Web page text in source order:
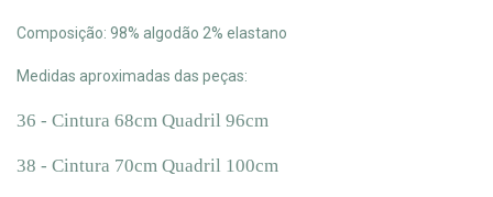
Composição: 98% algodão 2% elastano
Medidas aproximadas das peças:
36 - Cintura 68cm Quadril 96cm
38 - Cintura 70cm Quadril 100cm